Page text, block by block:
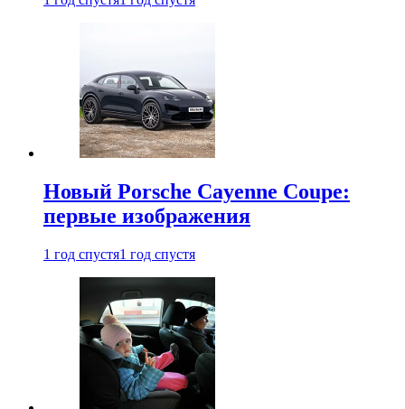
Новый Porsche Cayenne Coupe:
первые изображения
1 год спустя1 год спустя